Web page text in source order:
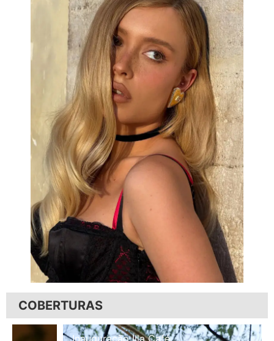
COBERTURAS
Inauguração Illa Café